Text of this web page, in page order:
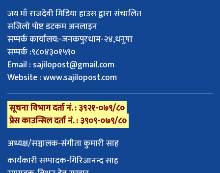
जय माँ राजदेवी मिडिया हाउस द्वारा संचालित
सजिलो पोष्ट डटकम अनलाइन
सम्पर्क कार्यालय:-जनकपुरधाम-२४,धनुषा
सम्पर्क :९८०४३०१५९०
Email : sajilopost@gmail.com
Website : www.sajilopost.com
सूचना विभाग दर्ता नं. : ३९२१-०७९/८०
प्रेस काउन्सिल दर्ता नं. : ३९०९-०७९/८०
अध्यक्ष/सञ्चालक-संगीता कुमारी साह
कार्यकारी सम्पादक-गिरिजानन्द साह